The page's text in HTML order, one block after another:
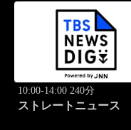
10:00-14:00 240分
ストレートニュース